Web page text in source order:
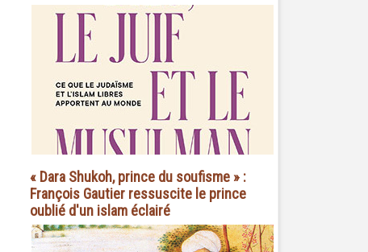
« Dara Shukoh, prince du soufisme » :
François Gautier ressuscite le prince
oublié d'un islam éclairé